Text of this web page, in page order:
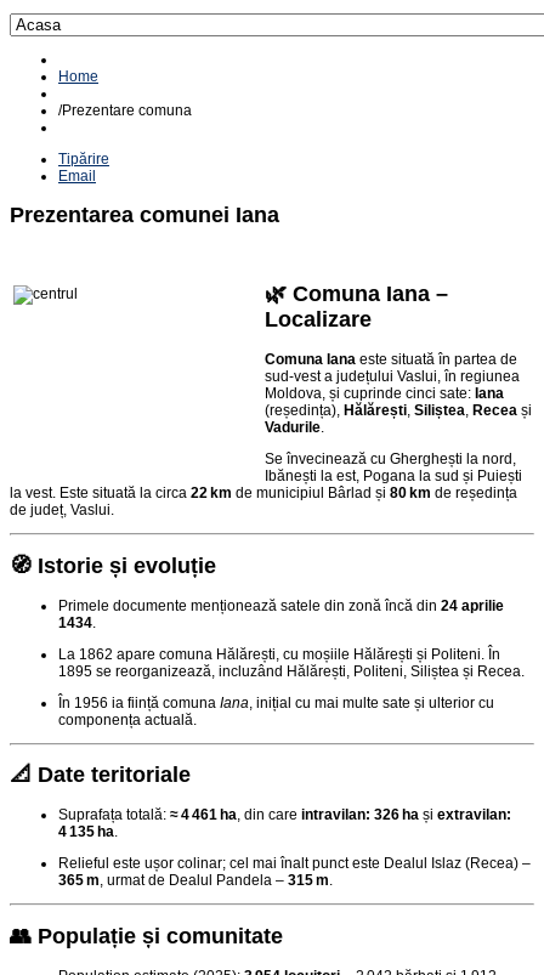
Home
/Prezentare comuna
Tipărire
Email
Prezentarea comunei Iana
🌿 Comuna Iana –
Localizare
Comuna Iana este situată în partea de
sud‑vest a județului Vaslui, în regiunea
Moldova, și cuprinde cinci sate: Iana
(reședința), Hălărești Siliștea Recea și
Vadurile
Se învecinează cu Gherghești la nord,
Ibănești la est, Pogana la sud și Puiești
la vest. Este situată la circa 22 km de municipiul Bârlad și 80 km de reședința
de județ, Vaslui
🧭 Istorie și evoluție
Primele documente menționează satele din zonă încă din 24 aprilie
1434
La 1862 apare comuna Hălărești, cu moșiile Hălărești și Politeni. În
1895 se reorganizează, incluzând Hălărești, Politeni, Siliștea și Recea.
În 1956 ia ființă comuna Iana , inițial cu mai multe sate și ulterior cu
componența actuală
📐 Date teritoriale
Suprafața totală: ≈ 4 461 ha, din care intravilan: 326 ha și extravilan:
4 135 ha.
Relieful este ușor colinar; cel mai înalt punct este Dealul Islaz (Recea) –
365 m, urmat de Dealul Pandela – 315 m.
👥 Populație și comunitate